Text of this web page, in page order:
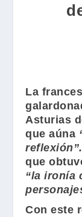
La
Asturias
que aúna
reflexión”.
que
“la ironía
Con este